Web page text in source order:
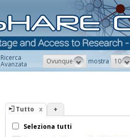
Ricerca
Avanzata Ovunque mostra 10
Tutto +
Seleziona tutti